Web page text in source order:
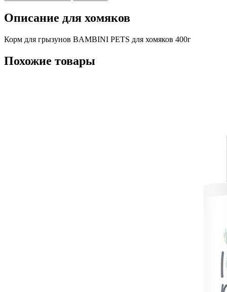
Описание для хомяков
Корм для грызунов BAMBINI PETS для хомяков 400г
Похожие товары